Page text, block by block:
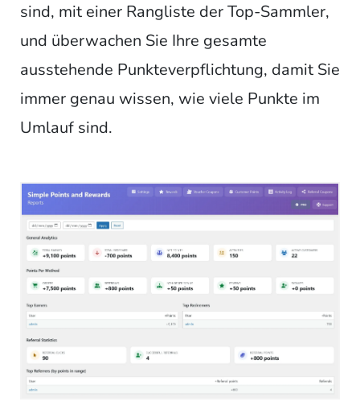
sind, mit einer Rangliste der Top-Sammler,
und überwachen Sie Ihre gesamte
ausstehende Punkteverpflichtung, damit Sie
immer genau wissen, wie viele Punkte im
Umlauf sind.